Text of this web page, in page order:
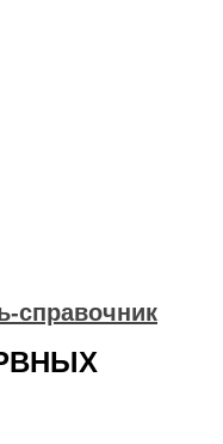
справочник